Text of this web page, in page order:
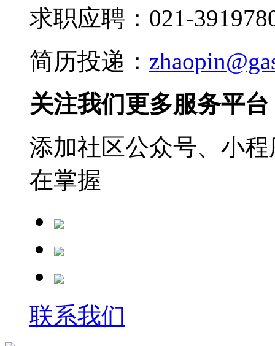
求职应聘：021-
简历投递：
关注我们更多服务平台
添加社区公众号、小
在掌握
联系我们